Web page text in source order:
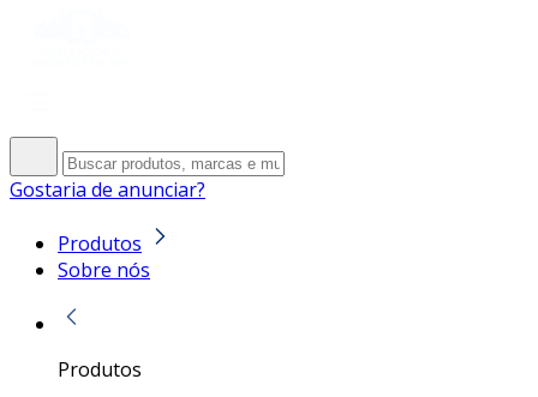
Gostaria de anunciar?
Produtos
Sobre nós
Produtos